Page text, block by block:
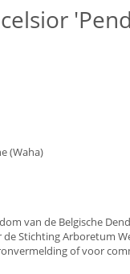
(Waha)
van de Belgische
Stichting Arboretum
of voor